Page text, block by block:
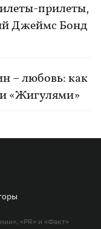
прилеты,
Джеймс Бонд
– любовь: как
«Жигулями»
«PR» и «Факт»